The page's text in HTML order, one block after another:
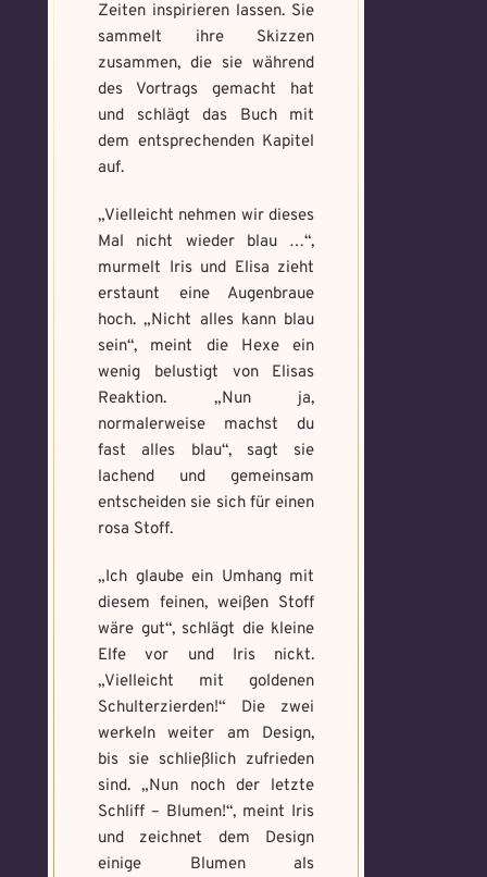
Zeiten inspirieren lassen. Sie
sammelt ihre Skizzen
zusammen, die sie während
des Vortrags gemacht hat
und schlägt das Buch mit
dem entsprechenden Kapitel
auf.
„Vielleicht nehmen wir dieses
Mal nicht wieder blau …“,
murmelt Iris und Elisa zieht
erstaunt eine Augenbraue
hoch. „Nicht alles kann blau
sein“, meint die Hexe ein
wenig belustigt von Elisas
Reaktion. „Nun ja,
normalerweise machst du
fast alles blau“, sagt sie
lachend und gemeinsam
entscheiden sie sich für einen
rosa Stoff.
„Ich glaube ein Umhang mit
diesem feinen, weißen Stoff
wäre gut“, schlägt die kleine
Elfe vor und Iris nickt.
„Vielleicht mit goldenen
Schulterzierden!“ Die zwei
werkeln weiter am Design,
bis sie schließlich zufrieden
sind. „Nun noch der letzte
Schliff – Blumen!“, meint Iris
und zeichnet dem Design
einige Blumen als
Select Files
Absenden